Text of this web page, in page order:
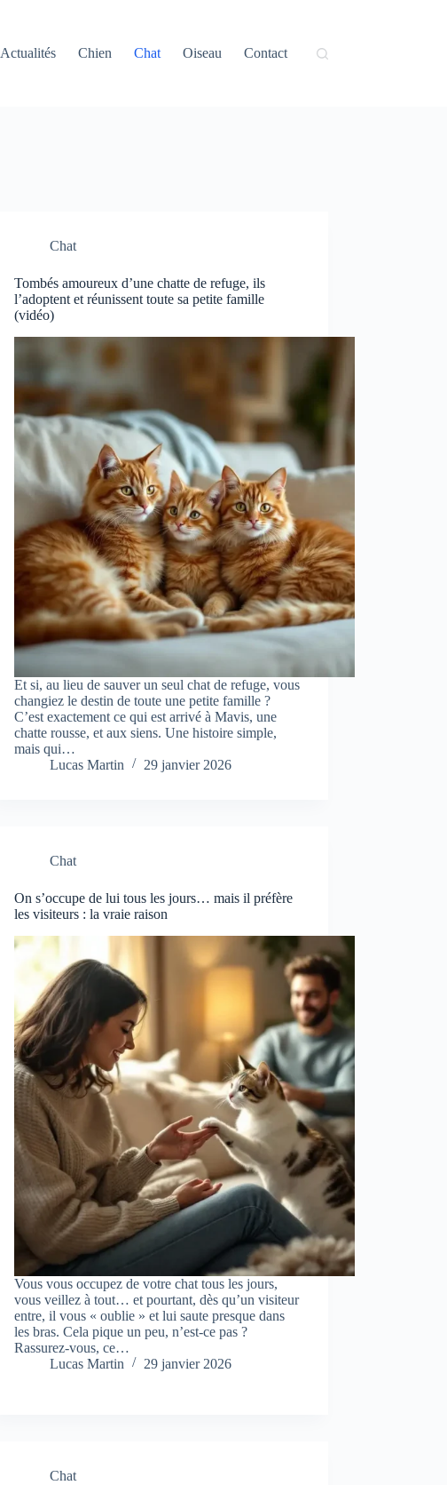
Actualités
Chien Chat Oiseau Contact
Chat
Tombés amoureux d’une chatte de refuge, ils
l’adoptent et réunissent toute sa petite famille
(vidéo)
Et si, au lieu de sauver un seul chat de refuge, vous
changiez le destin de toute une petite famille ?
C’est exactement ce qui est arrivé à Mavis, une
chatte rousse, et aux siens. Une histoire simple,
mais qui…
Lucas Martin
29 janvier 2026
Chat
On s’occupe de lui tous les jours… mais il préfère
les visiteurs : la vraie raison
Vous vous occupez de votre chat tous les jours,
vous veillez à tout… et pourtant, dès qu’un visiteur
entre, il vous « oublie » et lui saute presque dans
les bras. Cela pique un peu, n’est-ce pas ?
Rassurez-vous, ce…
Lucas Martin
29 janvier 2026
Chat